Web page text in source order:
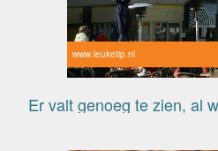
www.leuketip.nl
Er valt genoeg te zien, al